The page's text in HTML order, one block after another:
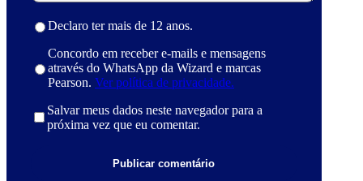
Declaro ter mais de 12 anos.
Concordo em receber e-mails e mensagens
através do WhatsApp da Wizard e marcas
Pearson. Ver política de privacidade.
Salvar meus dados neste navegador para a
próxima vez que eu comentar.